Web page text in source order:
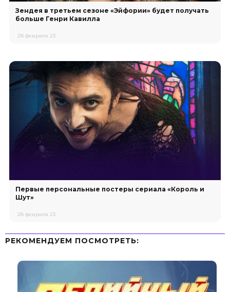
Зендея в третьем сезоне «Эйфории» будет получать
больше Генри Кавилла
28 февраля 23
Первые персональные постеры сериала «Король и
Шут»
28 февраля 23
РЕКОМЕНДУЕМ ПОСМОТРЕТЬ: